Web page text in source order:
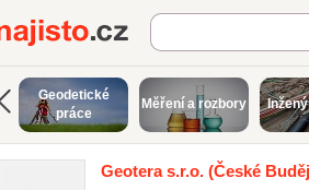
Najisto.cz
Geodetické
práce
Měření a rozbory
Geotera s.r.o. (České